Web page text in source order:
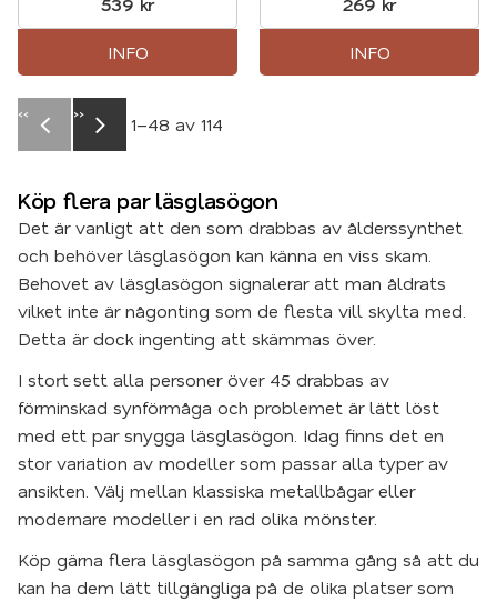
INFO INFO
1–48 av 114
« »
Köp flera par läsglasögon
Det är vanligt att den som drabbas av ålderssynthet
och behöver läsglasögon kan känna en viss skam.
Behovet av läsglasögon signalerar att man åldrats
vilket inte är någonting som de flesta vill skylta med.
Detta är dock ingenting att skämmas över.
I stort sett alla personer över 45 drabbas av
förminskad synförmåga och problemet är lätt löst
med ett par snygga läsglasögon. Idag finns det en
stor variation av modeller som passar alla typer av
ansikten. Välj mellan klassiska metallbågar eller
modernare modeller i en rad olika mönster.
Köp gärna flera läsglasögon på samma gång så att du
kan ha dem lätt tillgängliga på de olika platser som